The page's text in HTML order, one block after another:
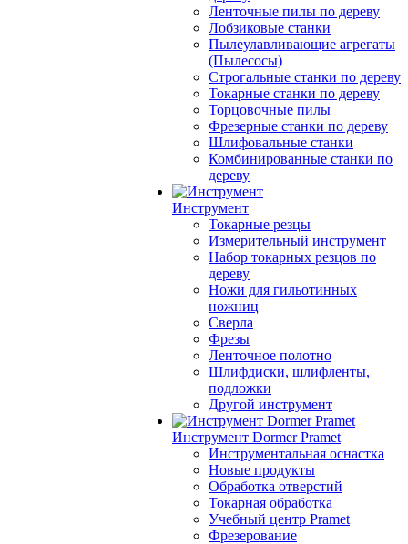
Ленточные пилы по дереву
Лобзиковые станки
Пылеулавливающие агрегаты
(Пылесосы)
Строгальные станки по дереву
Токарные станки по дереву
Торцовочные пилы
Фрезерные станки по дереву
Шлифовальные станки
Комбинированные станки по
дереву
Инструмент
Токарные резцы
Измерительный инструмент
Набор токарных резцов по
дереву
Ножи для гильотинных
ножниц
Сверла
Фрезы
Ленточное полотно
Шлифдиски, шлифленты,
подложки
Другой инструмент
Инструмент Dormer Pramet
Инструментальная оснастка
Новые продукты
Обработка отверстий
Токарная обработка
Учебный центр Pramet
Фрезерование